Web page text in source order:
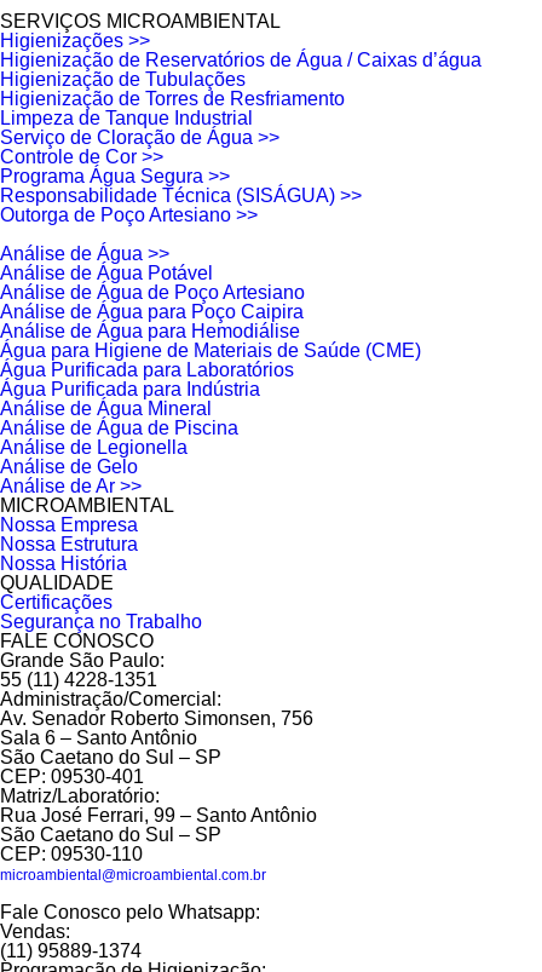
SERVIÇOS MICROAMBIENTAL
Higienizações >>
Higienização de Reservatórios de Água / Caixas d’água
Higienização de Tubulações
Higienização de Torres de Resfriamento
Limpeza de Tanque Industrial
Serviço de Cloração de Água >>
Controle de Cor >>
Programa Água Segura >>
Responsabilidade Técnica (SISÁGUA) >>
Outorga de Poço Artesiano >>
Análise de Água >>
Análise de Água Potável
Análise de Água de Poço Artesiano
Análise de Água para Poço Caipira
Análise de Água para Hemodiálise
Água para Higiene de Materiais de Saúde (CME)
Água Purificada para Laboratórios
Água Purificada para Indústria
Análise de Água Mineral
Análise de Água de Piscina
Análise de Legionella
Análise de Gelo
Análise de Ar >>
MICROAMBIENTAL
Nossa Empresa
Nossa Estrutura
Nossa História
QUALIDADE
Certificações
Segurança no Trabalho
FALE CONOSCO
Grande São Paulo:
55 (11) 4228-1351
Administração/Comercial:
Av. Senador Roberto Simonsen, 756
Sala 6 – Santo Antônio
São Caetano do Sul – SP
CEP: 09530-401
Matriz/Laboratório:
Rua José Ferrari, 99 – Santo Antônio
São Caetano do Sul – SP
CEP: 09530-110
microambiental@microambiental.com.br
Fale Conosco pelo Whatsapp:
Vendas:
(11) 95889-1374